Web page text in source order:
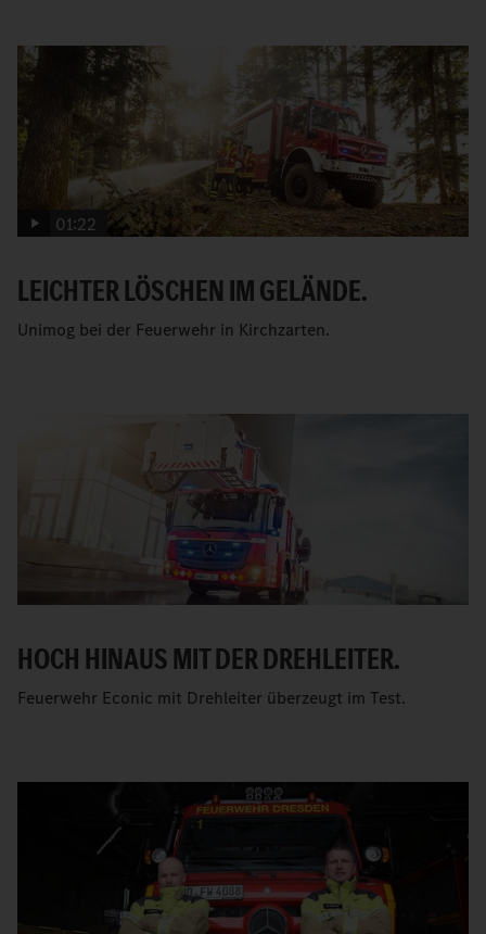
01:22
LEICHTER LÖSCHEN IM GELÄNDE.
Unimog bei der Feuerwehr in Kirchzarten.
HOCH HINAUS MIT DER DREHLEITER.
Feuerwehr Econic mit Drehleiter überzeugt im Test.